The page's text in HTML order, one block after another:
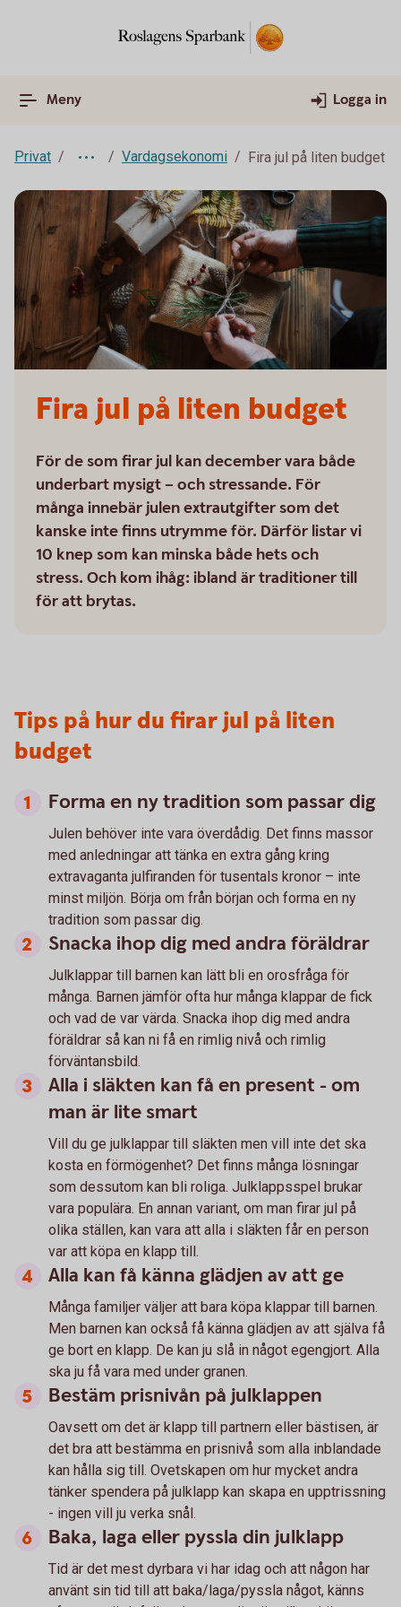
Meny Logga in
Privat Vardagsekonomi Fira jul på liten budget
Fira jul på liten budget
För de som firar jul kan december vara både
underbart mysigt – och stressande. För
många innebär julen extrautgifter som det
kanske inte finns utrymme för. Därför listar vi
10 knep som kan minska både hets och
stress. Och kom ihåg: ibland är traditioner till
för att brytas.
Tips på hur du firar jul på liten
budget
Forma en ny tradition som passar dig
Julen behöver inte vara överdådig. Det finns massor
med anledningar att tänka en extra gång kring
extravaganta julfiranden för tusentals kronor – inte
minst miljön. Börja om från början och forma en ny
tradition som passar dig.
Snacka ihop dig med andra föräldrar
Julklappar till barnen kan lätt bli en orosfråga för
många. Barnen jämför ofta hur många klappar de fick
och vad de var värda. Snacka ihop dig med andra
föräldrar så kan ni få en rimlig nivå och rimlig
förväntansbild.
Alla i släkten kan få en present - om
man är lite smart
Vill du ge julklappar till släkten men vill inte det ska
kosta en förmögenhet? Det finns många lösningar
som dessutom kan bli roliga. Julklappsspel brukar
vara populära. En annan variant, om man firar jul på
olika ställen, kan vara att alla i släkten får en person
var att köpa en klapp till.
Alla kan få känna glädjen av att ge
Många familjer väljer att bara köpa klappar till barnen.
Men barnen kan också få känna glädjen av att själva få
ge bort en klapp. De kan ju slå in något egengjort. Alla
ska ju få vara med under granen.
Bestäm prisnivån på julklappen
Oavsett om det är klapp till partnern eller bästisen, är
det bra att bestämma en prisnivå som alla inblandade
kan hålla sig till. Ovetskapen om hur mycket andra
tänker spendera på julklapp kan skapa en upptrissning
- ingen vill ju verka snål.
Baka, laga eller pyssla din julklapp
Tid är det mest dyrbara vi har idag och att någon har
använt sin tid till att baka/laga/pyssla något, känns